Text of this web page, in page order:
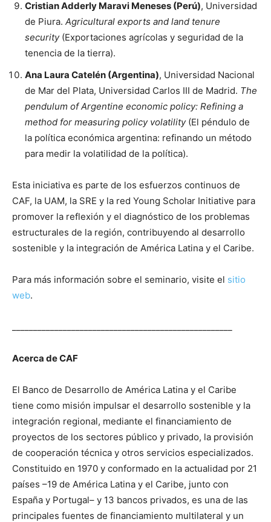
Cristian Adderly Maravi Meneses (Perú), Universidad
de Piura. Agricultural exports and land tenure
security(Exportaciones agrícolas y seguridad de la
tenencia de la tierra).
Ana Laura Catelén (Argentina), Universidad Nacional
de Mar del Plata, Universidad Carlos III de Madrid. The
pendulum of Argentine economic policy: Refining a
method for measuring policy volatility(El péndulo de
la política económica argentina: refinando un método
para medir la volatilidad de la política).
Esta iniciativa es parte de los esfuerzos continuos de
CAF, la UAM, la SRE y la red Young Scholar Initiative para
promover la reflexión y el diagnóstico de los problemas
estructurales de la región, contribuyendo al desarrollo
sostenible y la integración de América Latina y el Caribe.
Para más información sobre el seminario, visite el sitio
web.
Acerca de CAF
El Banco de Desarrollo de América Latina y el Caribe
tiene como misión impulsar el desarrollo sostenible y la
integración regional, mediante el financiamiento de
proyectos de los sectores público y privado, la provisión
de cooperación técnica y otros servicios especializados.
Constituido en 1970 y conformado en la actualidad por 21
países –19 de América Latina y el Caribe, junto con
España y Portugal– y 13 bancos privados, es una de las
principales fuentes de financiamiento multilateral y un